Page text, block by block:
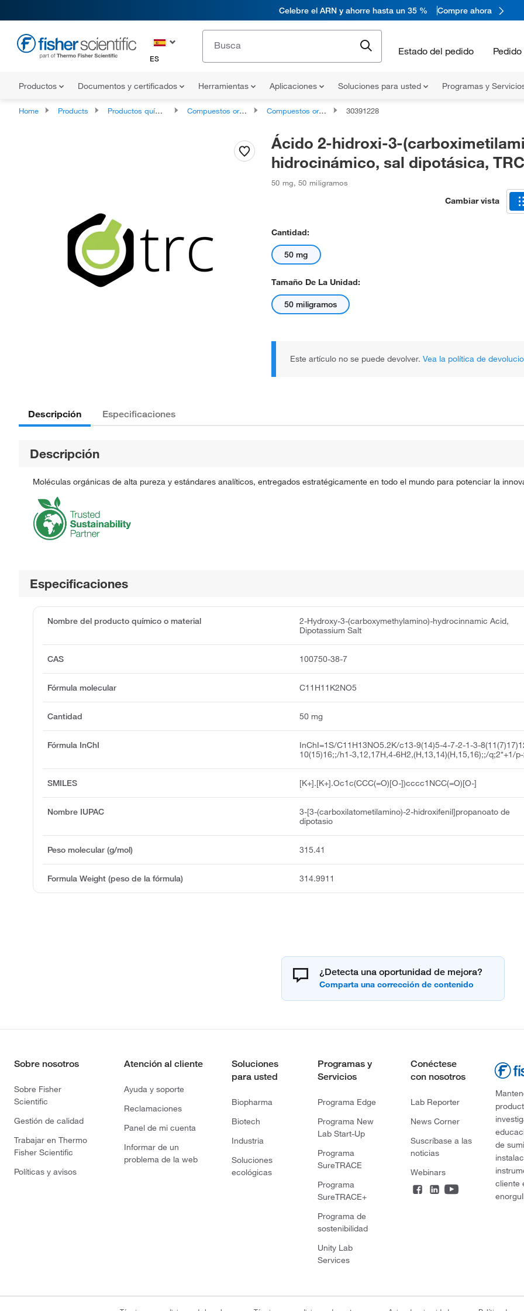
Celebre el ARN y ahorre hasta un 35 % Compre ahora
ES
Estado del pedido
Productos Documentos y certificados Herramientas Aplicaciones Soluciones para usted Programas y
Home Products Productos químicos Compuestos orgánicos Compuestos orgánicos no clasificados 30391228
Ácido 2-hidroxi-3-
hidrocinámico, sal dipotásica, TRC
50 mg,50 miligramos
Cambiar vista
Cantidad:
50 mg
Tamaño De La Unidad:
50 miligramos
Este artículo no se puede devolver. Vea la política de
Descripción Especificaciones
Descripción
Moléculas orgánicas de alta pureza y estándares analíticos, entregados estratégicamente en todo el mundo para potenciar la
Especificaciones
Nombre del producto químico o material
2-Hydroxy-3-(carboxymethylamino)-hydrocinnamic Acid,
Dipotassium Salt
CAS 100750-38-7
Fórmula molecular C11H11K2NO5
Cantidad 50 mg
Fórmula InChI
InChI=1S/C11H13NO5.2K/c13-9(14)5-4-7-2-1-3-
10(15)16;;/h1-3,12,17H,4-6H2,(H,13,14)(H,15,16);;/q;2*+1/
SMILES [K+].[K+].Oc1c(CCC(=O)[O-])cccc1NCC(=O)[O-]
Nombre IUPAC
3-[3-(carboxilatometilamino)-2-hidroxifenil]propanoato de
dipotasio
Peso molecular (g/mol) 315.41
Formula Weight (peso de la fórmula) 314.9911
¿Detecta una oportunidad de mejora?
Sobre nosotros
Sobre Fisher
Scientific
Gestión de calidad
Trabajar en Thermo
Fisher Scientific
Políticas y avisos
Atención al cliente
Ayuda y soporte
Reclamaciones
Panel de mi cuenta
Informar de un
problema de la web
Soluciones
para usted
Biopharma
Biotech
Industria
Soluciones
ecológicas
Programas y
Servicios
Programa Edge
Programa New
Lab Start-Up
Programa
SureTRACE
Programa
SureTRACE+
Programa de
sostenibilidad
Unity Lab
Services
Conéctese
con nosotros
Lab Reporter
News Corner
Suscríbase a las
noticias
Webinars
de
cliente